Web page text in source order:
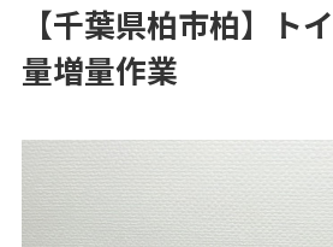
【千葉県柏市柏】ト
量増量作業